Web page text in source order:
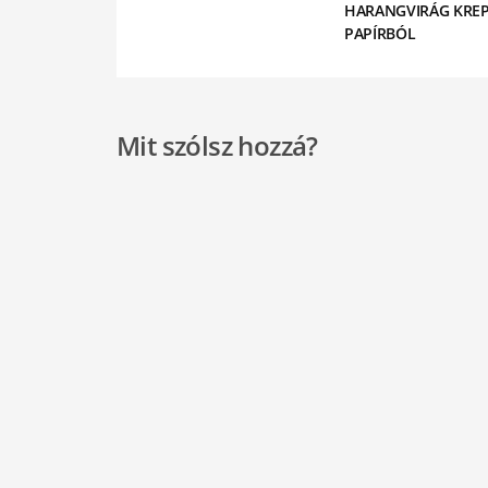
HARANGVIRÁG
PAPÍRBÓL
Mit szólsz hozzá?